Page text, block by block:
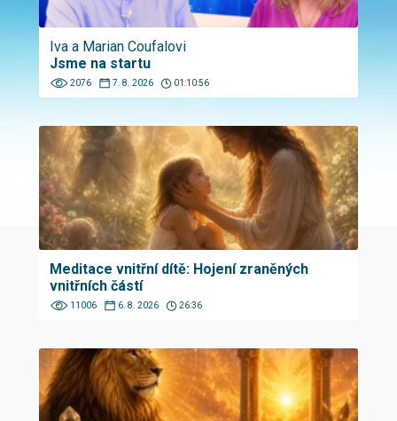
Iva a Marian Coufalovi
Jsme na startu
2076 7. 8. 2026 01:10:56
Meditace vnitřní dítě: Hojení zraněných
vnitřních částí
11006 6. 8. 2026 26:36